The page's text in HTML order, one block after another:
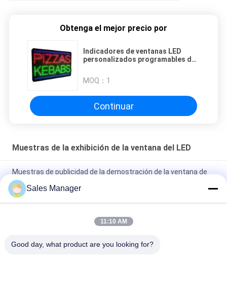
Obtenga el mejor precio por
Indicadores de ventanas LED
personalizados programables de
exteriores
MOQ： 1
Continuar
Muestras de la exhibición de la ventana del LED
Muestras de publicidad de la demostración de la ventana de
pantalla LED de poste de la prenda impermeable IP65
Tablero de publicidad video LED de la ventana de P5 RGB de las
muestras programables de la exhibición
color del movimiento en sentido vertical del RGB
Sales Manager
11:10 AM
Good day, what product are you looking for?